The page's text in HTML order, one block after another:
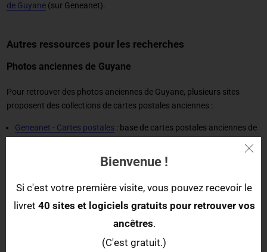
de Guyane(sur Geneanet).
Autres ressources pour les recherches
Photos anciennes de Guyane
Pour retrouver des photos anciennes de Guyane, plusieurs sites
proposent des collections de cartes postales anciennes :
Geneanet - Cartes postales : base de cartes postales anciennes de
: cartes postales de Guyane du site Delcampe
Bartko-Reher : cartes postales anciennes classées par commune
CPAphil: cartes postales de Guyane
: forum de cartes postales anciennes classées par
Bienvenue !
Si c'est votre première visite, vous pouvez recevoir le
livret 40 sites et logiciels gratuits pour retrouver vos
ancêtres.
(C'est gratuit.)